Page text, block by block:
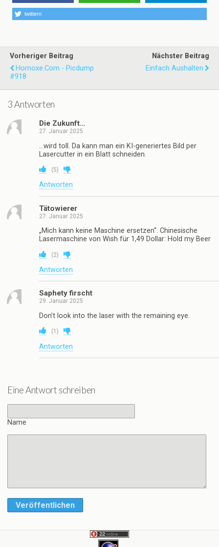
twittern
Vorheriger Beitrag
Hornoxe.com - Picdump
#918
Nächster Beitrag
Einfach Aushalten
3 Antworten
Die Zukunft…
27. Januar 2025
…wird toll. Da kann man ein KI-generiertes Bild per
Lasercutter in ein Blatt schneiden.
(5)
Antworten
Tätowierer
27. Januar 2025
„Mich kann keine Maschine ersetzen“. Chinesische
Lasermaschine von Wish für 1,49 Dollar: Hold my Beer
(2)
Antworten
Saphety firscht
29. Januar 2025
Don’t look into the laser with the remaining eye.
(1 )
Antworten
Eine Antwort schreiben
Name
Veröffentlichen